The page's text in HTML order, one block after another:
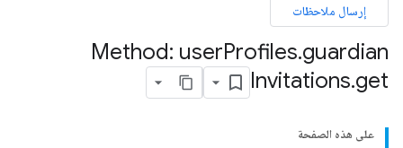
إرسال ملاحظات
Method: userProfiles.guardian
Invitations.get
على هذه الصفحة